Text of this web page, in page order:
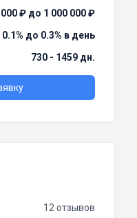
₽ до 1 000 000 ₽
0.1% до 0.3% в день
730 - 1459 дн.
12 отзывов